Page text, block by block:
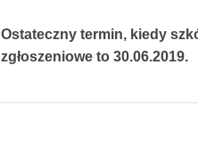
Ostateczny termin, kiedy
zgłoszeniowe to 30.06.2019.